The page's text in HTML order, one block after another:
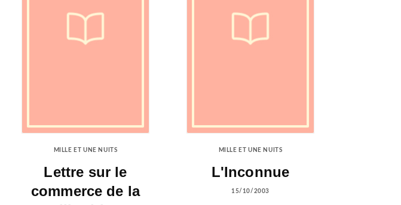
MILLE ET UNE NUITS
Lettre sur le
commerce de la
MILLE ET UNE NUITS
L'Inconnue
15/10/2003